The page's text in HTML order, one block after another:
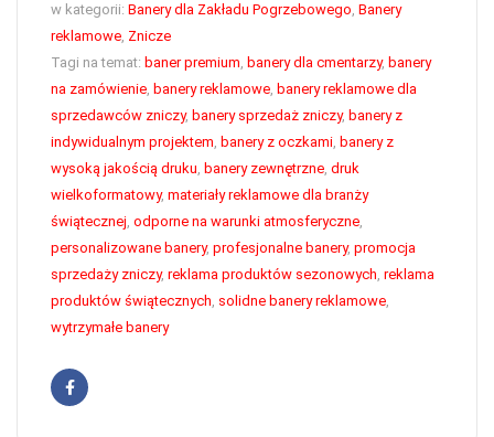
w kategorii: Banery dla Zakładu Pogrzebowego Banery
reklamowe Znicze
Tagi na temat: baner premium banery dla cmentarzy, banery
na zamówienie banery reklamowe banery reklamowe dla
sprzedawców zniczy, banery sprzedaż zniczy, banery z
indywidualnym projektem banery z oczkami banery z
wysoką jakością druku banery zewnętrzne druk
wielkoformatowy, materiały reklamowe dla branży
świątecznej odporne na warunki atmosferyczne
personalizowane banery, profesjonalne banery, promocja
sprzedaży zniczy, reklama produktów sezonowych reklama
produktów świątecznych solidne banery reklamowe
wytrzymałe banery
Facebook